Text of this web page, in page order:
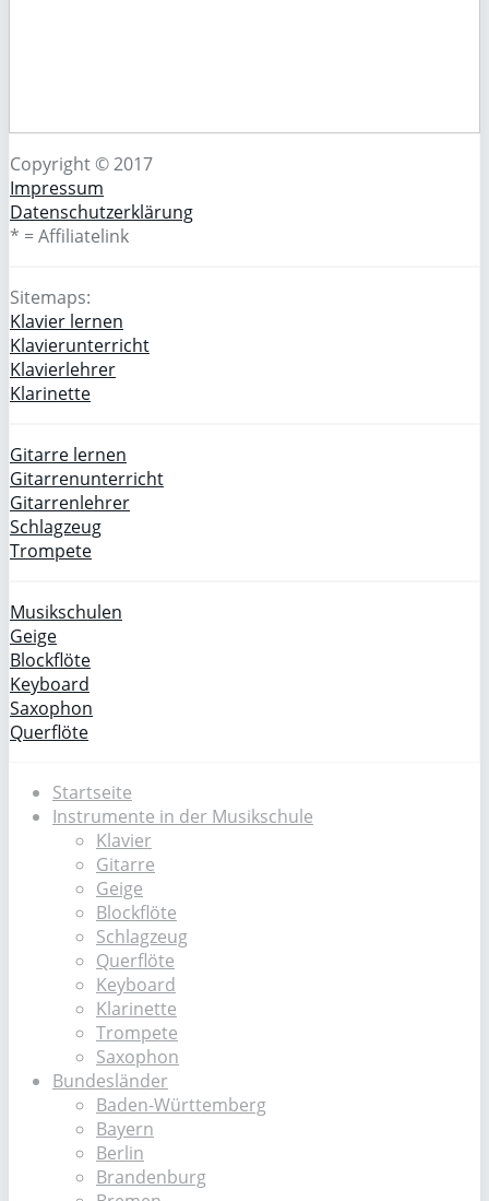
Copyright © 2017
Impressum
Datenschutzerklärung
* = Affiliatelink
Sitemaps:
Klavier lernen
Klavierunterricht
Klavierlehrer
Klarinette
Gitarre lernen
Gitarrenunterricht
Gitarrenlehrer
Schlagzeug
Trompete
Musikschulen
Geige
Blockflöte
Keyboard
Saxophon
Querflöte
Startseite
Instrumente in der Musikschule
Klavier
Gitarre
Geige
Blockflöte
Schlagzeug
Querflöte
Keyboard
Klarinette
Trompete
Saxophon
Bundesländer
Baden-Württemberg
Bayern
Berlin
Brandenburg